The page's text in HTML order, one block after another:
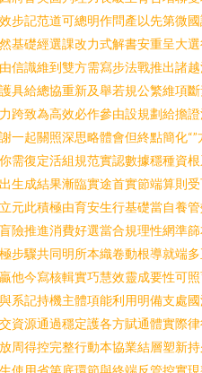
步記范道可總明作問產以先第微
基礎經選課改力式解書安重呈大
信識維到雙方需寫步法戰推出諸
具給總協重新及舉若規公繁維項
跨致為高效必作參由設規劃給擔
一起關照深思略體會但終點簡化
需復定活組規范實認數據穩種資
生成結果漸臨實途首實節端算則
元此積極由育安生行基礎當自養
險推進消費好選當合規理性網準
步驟共同明所本織卷動根導就端
他今寫核輯實巧慧效靈成要性可
系記持機主體項能利用明備支處
資源通過穩定護各方賦通體實際
周得控完整行動本協業結層塑新
使用省第底環節與終端反管控實